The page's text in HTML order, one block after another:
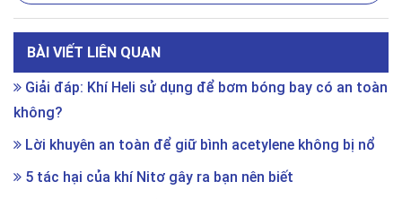
BÀI VIẾT LIÊN QUAN
Giải đáp: Khí Heli sử dụng để bơm bóng bay có an toàn
không?
Lời khuyên an toàn để giữ bình acetylene không bị nổ
5 tác hại của khí Nitơ gây ra bạn nên biết